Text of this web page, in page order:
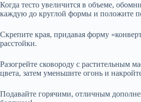
Когда тесто увеличится в объеме,
каждую до круглой формы и положите
Скрепите края, придавая форму
расстойки.
Разогрейте сковороду с растительным
цвета, затем уменьшите огонь и
Подавайте горячими, отличным